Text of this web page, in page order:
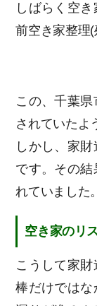
しばらく空
前空き家整理(
この、千葉
されていたよ
しかし、家
です。その結
れていました。
空き家のリ
こうして家
棒だけではな